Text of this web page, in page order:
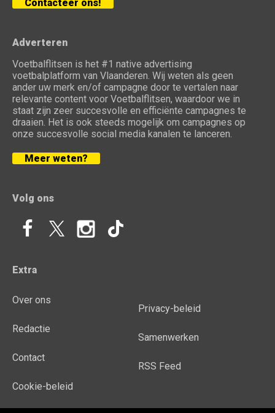
Contacteer ons!
Adverteren
Voetbalflitsen is het #1 native advertising
voetbalplatform van Vlaanderen. Wij weten als geen
ander uw merk en/of campagne door te vertalen naar
relevante content voor Voetbalflitsen, waardoor we in
staat zijn zeer succesvolle en efficiënte campagnes te
draaien. Het is ook steeds mogelijk om campagnes op
onze succesvolle social media kanalen te lanceren.
Meer weten?
Volg ons
Extra
Over ons
Redactie
Contact
Cookie-beleid
Privacy-beleid
Samenwerken
RSS Feed